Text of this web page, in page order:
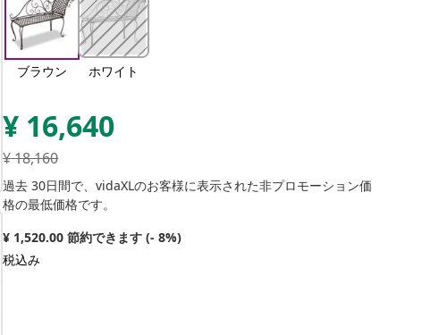
ブラウン ホワイト
¥ 16,640
¥18,160
過去 30日間で、vidaXLのお客様に表示された非プロモーション価
格の最低価格です。
¥ 1,520.00 節約できます (- 8%)
税込み